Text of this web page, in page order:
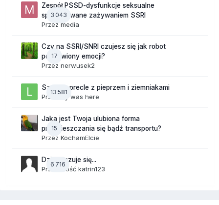
3 043
Zespół PSSD-dysfunkcje seksualne
spowodowane zażywaniem SSRI
Przez media
17
Czy na SSRI/SNRI czujesz się jak robot
pozbawiony emocji?
Przez nerwusek2
13 581
Szalone precle z pieprzem i ziemniakami
Przezlily was here
15
Jaka jest Twoja ulubiona forma
przemieszczania się bądź transportu?
Przez KochamElcie
6 716
Dzisiaj czuje się...
Przez Gość katrin123